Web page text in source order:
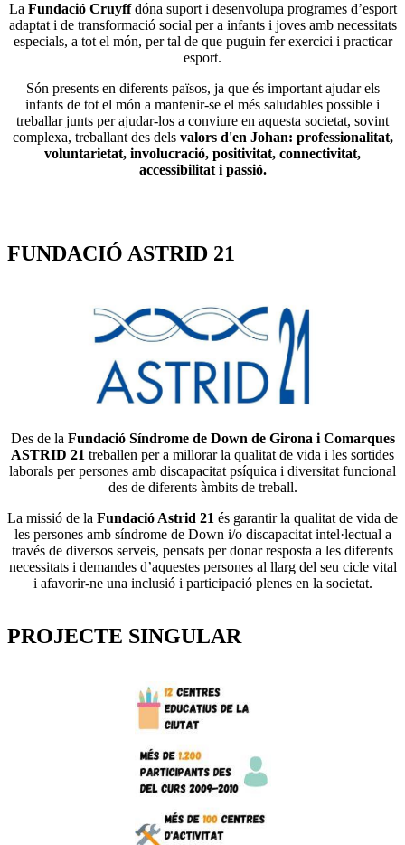
La Fundació Cruyffdóna suport i desenvolupa programes d’esport
adaptat i de transformació social per a infants i joves amb necessitats
especials, a tot el món, per tal de que puguin fer exercici i practicar
esport.
Són presents en diferents països, ja que és important ajudar els
infants de tot el món a mantenir-se el més saludables possible i
treballar junts per ajudar-los a conviure en aquesta societat, sovint
complexa, treballant des dels valors d'en Johan: professionalitat,
voluntarietat, involucració, positivitat, connectivitat,
accessibilitat i passió.
FUNDACIÓ ASTRID 21
Des de la Fundació Síndrome de Down de Girona i Comarques
ASTRID 21 treballen per a millorar la qualitat de vida i les sortides
laborals per persones amb discapacitat psíquica i diversitat funcional
des de diferents àmbits de treball.
La missió de la Fundació Astrid 21 és garantir la qualitat de vida de
les persones amb síndrome de Down i/o discapacitat intel·lectual a
través de diversos serveis, pensats per donar resposta a les diferents
necessitats i demandes d’aquestes persones al llarg del seu cicle vital
i afavorir-ne una inclusió i participació plenes en la societat.
PROJECTE SINGULAR